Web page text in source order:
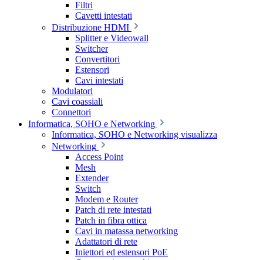
Filtri
Cavetti intestati
Distribuzione HDMI
Splitter e Videowall
Switcher
Convertitori
Estensori
Cavi intestati
Modulatori
Cavi coassiali
Connettori
Informatica, SOHO e Networking
Informatica, SOHO e Networking visualizza
Networking
Access Point
Mesh
Extender
Switch
Modem e Router
Patch di rete intestati
Patch in fibra ottica
Cavi in matassa networking
Adattatori di rete
Iniettori ed estensori PoE